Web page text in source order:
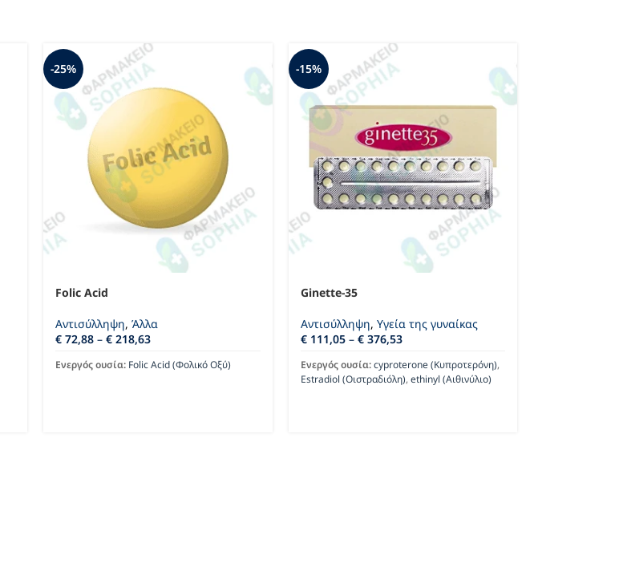
-25%
Folic Acid
Αντισύλληψη, Άλλα
€ 72,88 – € 218,63
Ενεργός ουσία: Folic Acid (Φολικό Οξύ)
-15%
Ginette-35
Αντισύλληψη, Υγεία της γυναίκας
€111,05 – €376,53
Ενεργός ουσία:cyproterone (Κυπροτερόνη),
Estradiol (Οιστραδιόλη), ethinyl (Αιθινύλιο)